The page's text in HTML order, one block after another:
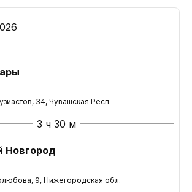
34, Чувашская Респ.
3 ч 30 м
Новгород
9, Нижегородская обл.